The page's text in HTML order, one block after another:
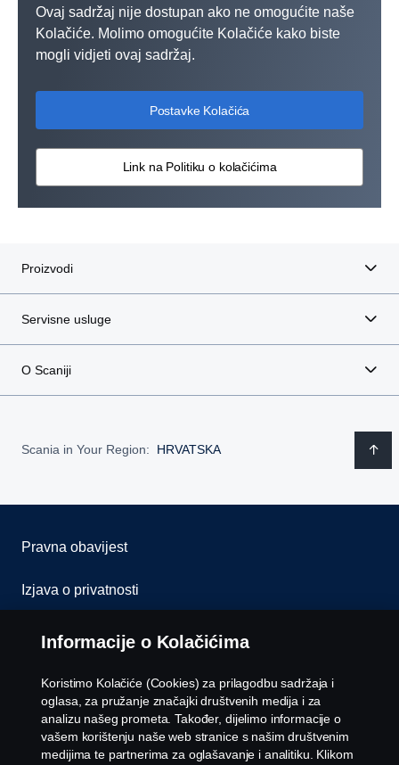
Ovaj sadržaj nije dostupan ako ne omogućite naše
Kolačiće. Molimo omogućite Kolačiće kako biste
mogli vidjeti ovaj sadržaj.
Postavke Kolačića
Link na Politiku o kolačićima
Proizvodi
Servisne usluge
O Scaniji
Scania in Your Region: HRVATSKA
Pravna obavijest
Izjava o privatnosti
Kolačići
Kontaktirajte nas
Whistleblowing
Postavke Kolačića
Informacije o Kolačićima
Koristimo Kolačiće (Cookies) za prilagodbu sadržaja i
oglasa, za pružanje značajki društvenih medija i za
analizu našeg prometa. Također, dijelimo informacije o
vašem korištenju naše web stranice s našim društvenim
medijima te partnerima za oglašavanje i analitiku. Klikom